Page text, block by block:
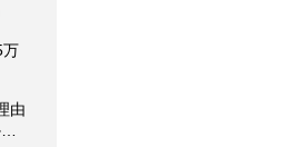
万
由